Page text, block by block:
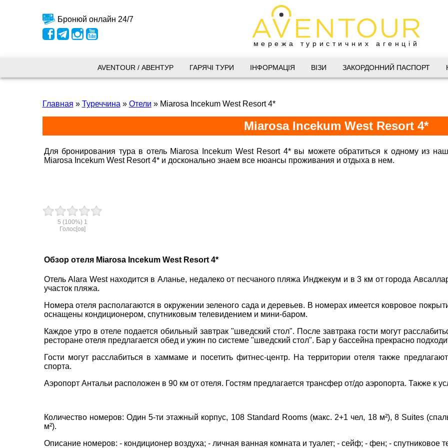
Бронюй онлайн 24/7
мережа туристичних агенцій
+38 (067) 180-32-43
+38 (099) 180-32-43,
+38 (093) 180-32-43,
0800 33 01 80
kyiv@aventour.ua
Пн. - Пт. 9:00 - 18:00
Дніпро
Запоріжжя
+38 (093) 180-32-43,
zp_city@aventour.ua
Пн. - Пт. 9:00 - 18:00
Сб 10:00 - 15:00
AVENTOUR / АВЕНТУР ГАРЯЧІ ТУРИ ІНФОРМАЦІЯ ВІЗИ ЗАКОРДОННИЙ ПАСПОРТ
Главная » Туреччина » Отели » Miarosa Incekum West Resort 4*
Miarosa Incekum West Resort 4*
Для бронирования тура в отель Miarosa Incekum West Resort 4* вы можете обратиться к одному из
Miarosa Incekum West Resort 4* и досконально знаем все нюансы проживания и отдыха в нем.
5 (100%) 1
Голос[ов]
Обзор отеля Miarosa Incekum West Resort 4*
Отель Alara West находится в Аланье, недалеко от песчаного пляжа Инджекум и в 3 км от города
участок пляжа.
Номера отеля располагаются в окружении зеленого сада и деревьев. В номерах имеется ковровое
оснащены кондиционером, спутниковым телевидением и мини-баром.
Каждое утро в отеле подается обильный завтрак "шведский стол". После завтрака гости могут
ресторане отеля предлагается обед и ужин по системе "шведский стол". Бар у бассейна прекрасно
Гости могут расслабиться в хаммаме и посетить фитнес-центр. На территории отеля также
спорта.
Аэропорт Антальи расположен в 90 км от отеля. Гостям предлагается трансфер от/до аэропорта. Также к
Количество номеров: Один 5-ти этажный корпус, 108 Standard Rooms (макс. 2+1 чел, 18 м²), 8 Suites
м²).
Описание номеров: - кондиционер воздуха; - личная ванная комната и туалет; - сейф; - фен; - спутниковое
*E-MAIL
*ТЕЛЕФОН
ПРИМІТКИ